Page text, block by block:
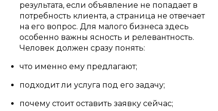
результата, если объявление не попадает в
потребность клиента, а страница не отвечает
на его вопрос. Для малого бизнеса здесь
особенно важны ясность и релевантность.
Человек должен сразу понять:
что именно ему предлагают;
подходит ли услуга под его задачу;
почему стоит оставить заявку сейчас;